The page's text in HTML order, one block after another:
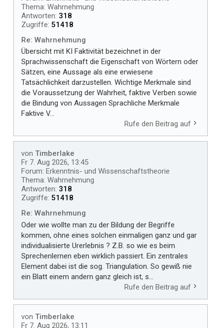
Thema: Wahrnehmung
Antworten: 318
Zugriffe: 51418
Re: Wahrnehmung
Übersicht mit KI Faktivität bezeichnet in der
Sprachwissenschaft die Eigenschaft von Wörtern oder
Sätzen, eine Aussage als eine erwiesene
Tatsächlichkeit darzustellen. Wichtige Merkmale sind
die Voraussetzung der Wahrheit, faktive Verben sowie
die Bindung von Aussagen Sprachliche Merkmale
Faktive V...
Rufe den Beitrag auf
von Timberlake
Fr 7. Aug 2026, 13:45
Forum: Erkenntnis- und Wissenschaftstheorie
Thema: Wahrnehmung
Antworten: 318
Zugriffe: 51418
Re: Wahrnehmung
Oder wie wollte man zu der Bildung der Begriffe
kommen, ohne eines solchen einmaligen ganz und gar
individualisierte Urerlebnis ? Z.B. so wie es beim
Sprechenlernen eben wirklich passiert. Ein zentrales
Element dabei ist die sog. Triangulation. So gewiß nie
ein Blatt einem andern ganz gleich ist, s...
Rufe den Beitrag auf
von Timberlake
Fr 7. Aug 2026, 13:11